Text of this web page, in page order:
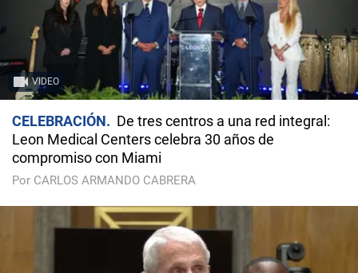
VIDEO
CELEBRACIÓN
De tres centros a una red integral:
Leon Medical Centers celebra 30 años de
compromiso con Miami
Por CARLOS ARMANDO CABRERA